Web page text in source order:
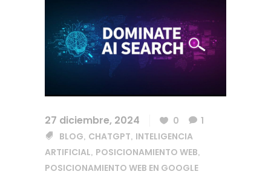
27 diciembre, 2024 0
1
BLOG, CHATGPT, INTELIGENCIA
ARTIFICIAL, POSICIONAMIENTO WEB,
POSICIONAMIENTO WEB EN GOOGLE